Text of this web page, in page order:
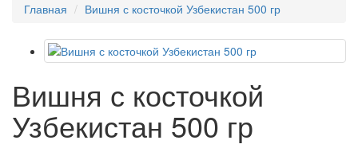
Главная Вишня с косточкой Узбекистан 500 гр
Вишня с косточкой
Узбекистан 500 гр